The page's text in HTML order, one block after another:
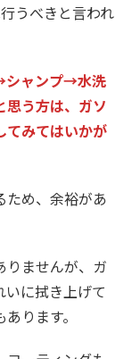
うべきと言われ
シャンプ→水洗
う方は、ガソ
てみてはいかが
ため、余裕があ
りませんが、ガ
に拭き上げて
ります。